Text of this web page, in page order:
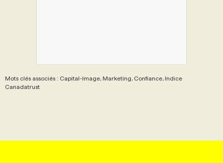
Mots clés associés : Capital-Image, Marketing, Confiance, Indice
Canadatrust